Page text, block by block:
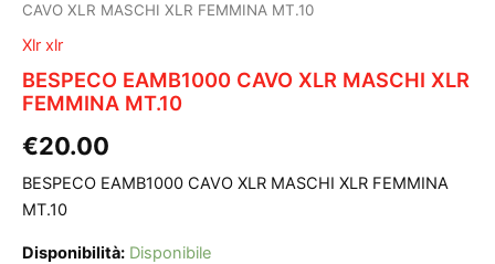
CAVO XLR MASCHI XLR FEMMINA MT.10
Xlr xlr
BESPECO EAMB1000 CAVO XLR MASCHI XLR
FEMMINA MT.10
€20.00
BESPECO EAMB1000 CAVO XLR MASCHI XLR FEMMINA
MT.10
Disponibilità: Disponibile